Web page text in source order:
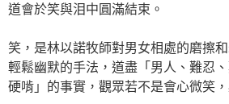
道會於笑與泪中圓滿結束。
笑，是林以諾牧師對男女相處的磨擦
輕鬆幽默的手法，道盡「男人、難忍
硬啃」的事實，觀眾若不是會心微笑